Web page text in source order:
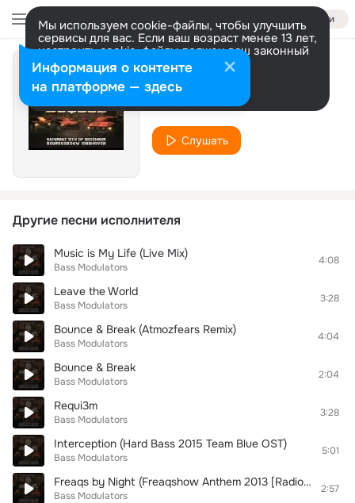
Войти
Мы используем cookie-файлы, чтобы улучшить
сервисы для вас. Если ваш возраст менее 13 лет,
настроить cookie-файлы должен ваш законный
представитель. Больше информации
Разрешить все Настроить
Sequel
Bass Modulators
Слушать
Другие песни исполнителя
Music is My Life (Live Mix)
Bass Modulators
4:08
Leave the World
Bass Modulators
3:28
Bounce & Break (Atmozfears Remix)
Bass Modulators
4:04
Bounce & Break
Bass Modulators
2:04
Requi3m
Bass Modulators
3:28
Interception (Hard Bass 2015 Team Blue OST)
Bass Modulators
5:01
Freaqs by Night (Freaqshow Anthem 2013 [Radio Edit])
Bass Modulators
2:57
Информация о контенте
на платформе — здесь